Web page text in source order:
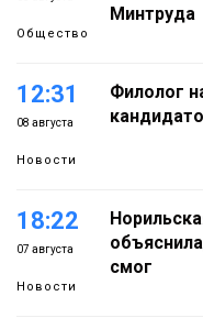
Общество
Минтруда
12:31
08 августа
Новости
Филолог
18:22
07 августа
Новости
смог